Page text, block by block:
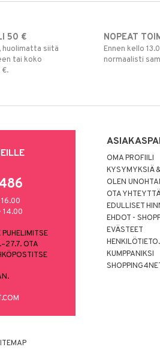
50 €
huolimatta siitä
tai koko
€.
NOPEAT
Ennen kello
normaalisti
14.00
OTA
OMA PROFIILI
KYSYMYKSIÄ
OLEN
OTA
EDULLISET
EHDOT -
EVÄSTEET
KUMPPANIKSI